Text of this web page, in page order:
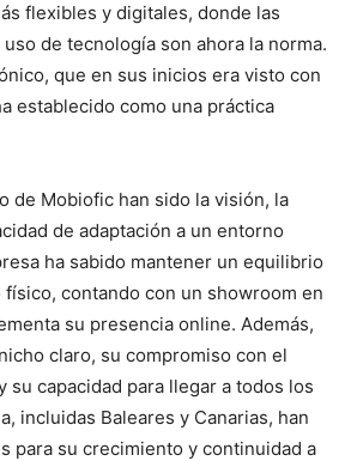
flexibles y digitales, donde las
de tecnología son ahora la norma.
que en sus inicios era visto con
establecido como una práctica
de Mobiofic han sido la visión, la
de adaptación a un entorno
ha sabido mantener un equilibrio
contando con un showroom en
su presencia online. Además,
claro, su compromiso con el
su capacidad para llegar a todos los
incluidas Baleares y Canarias, han
para su crecimiento y continuidad a